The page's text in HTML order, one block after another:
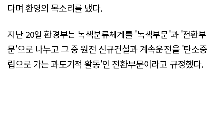
다며 환영의 목소리를 냈다.
지난 20일 환경부는 녹색분류체계를 '녹색부문'과 '전환부
문'으로 나누고 그 중 원전 신규건설과 계속운전을 '탄소중
립으로 가는 과도기적 활동'인 전환부문이라고 규정했다.